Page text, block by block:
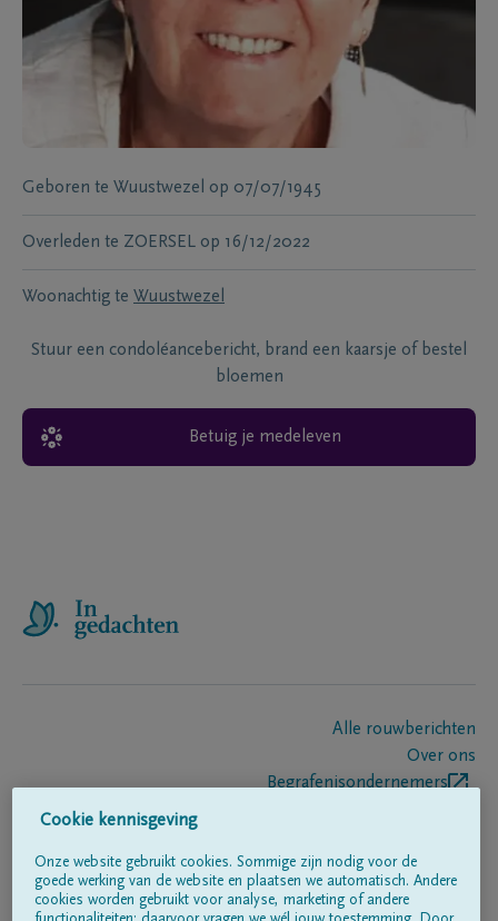
Geboren te Wuustwezel op 07/07/1945
Overleden te ZOERSEL op 16/12/2022
Woonachtig te Wuustwezel
Stuur een condoléancebericht, brand een kaarsje of bestel
bloemen
Betuig je medeleven
Alle rouwberichten
Over ons
Begrafenisondernemers
Volg ons op
Cookie kennisgeving
Onze website gebruikt cookies. Sommige zijn nodig voor de
goede werking van de website en plaatsen we automatisch. Andere
cookies worden gebruikt voor analyse, marketing of andere